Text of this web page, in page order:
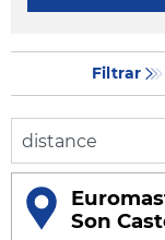
Filtrar
Son